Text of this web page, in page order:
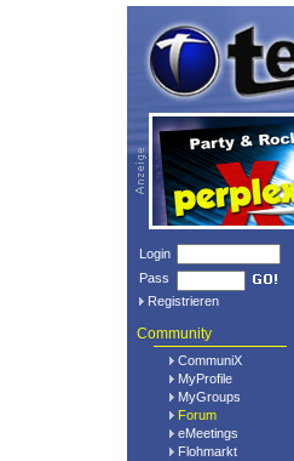
Login
Pass
Registrieren
Community
CommuniX
MyProfile
MyGroups
Forum
eMeetings
Flohmarkt